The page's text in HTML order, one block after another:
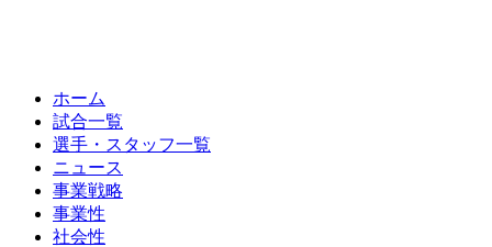
ホーム
試合一覧
選手・スタッフ一覧
ニュース
事業戦略
事業性
社会性